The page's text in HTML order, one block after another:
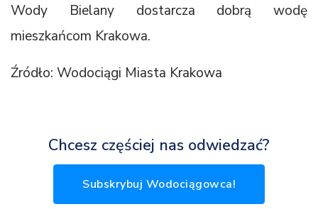
Wody Bielany dostarcza dobrą wodę
mieszkańcom Krakowa.
Źródło: Wodociągi Miasta Krakowa
Chcesz częściej nas odwiedzać?
Subskrybuj Wodociągowca!